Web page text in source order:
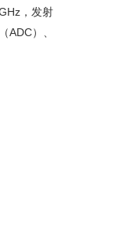
，发射
ADC）、